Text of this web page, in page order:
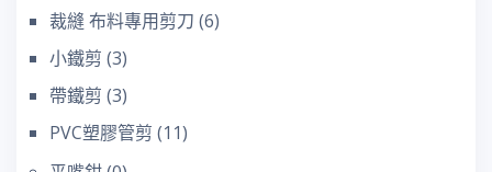
裁縫 布料專用剪刀 (6)
小鐵剪 (3)
帶鐵剪 (3)
PVC塑膠管剪 (11)